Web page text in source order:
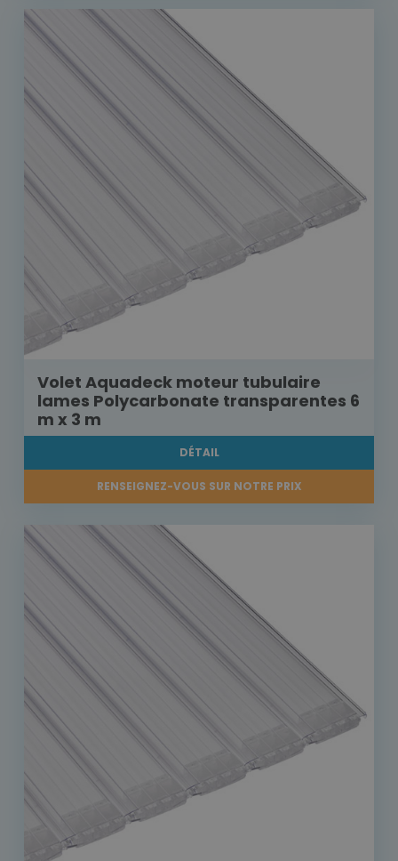
Volet Aquadeck moteur tubulaire
lames Polycarbonate transparentes 6
m x 3 m
DÉTAIL
RENSEIGNEZ-VOUS SUR NOTRE PRIX